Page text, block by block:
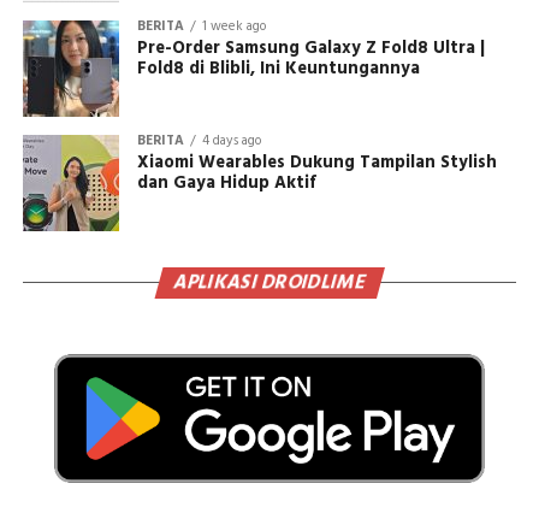
BERITA 1 week ago
Pre-Order Samsung Galaxy Z Fold8 Ultra |
Fold8 di Blibli, Ini Keuntungannya
BERITA 4 days ago
Xiaomi Wearables Dukung Tampilan Stylish
dan Gaya Hidup Aktif
APLIKASI DROIDLIME